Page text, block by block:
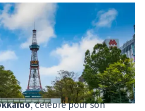
métropole
cœur de
Japon,Sapporoest la capitale
, célèbre pour son